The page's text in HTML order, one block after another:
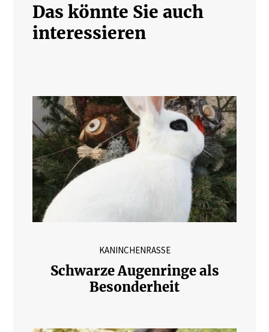
Das könnte Sie auch
interessieren
KANINCHENRASSE
Schwarze Augenringe als
Besonderheit